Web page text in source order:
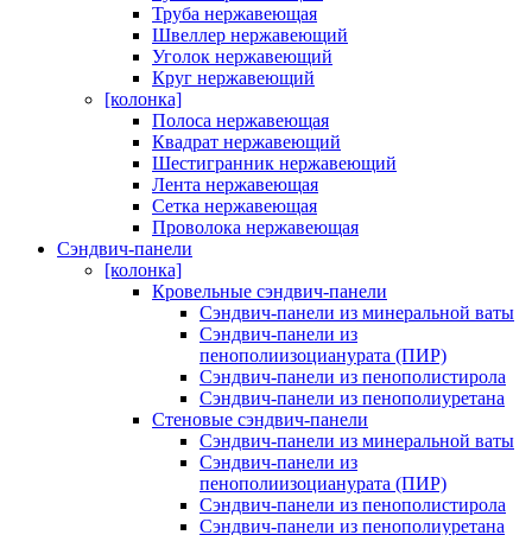
Труба нержавеющая
Швеллер нержавеющий
Уголок нержавеющий
Круг нержавеющий
[колонка]
Полоса нержавеющая
Квадрат нержавеющий
Шестигранник нержавеющий
Лента нержавеющая
Сетка нержавеющая
Проволока нержавеющая
Сэндвич-панели
[колонка]
Кровельные сэндвич-панели
Сэндвич-панели из минеральной ваты
Сэндвич-панели из
пенополиизоцианурата (ПИР)
Сэндвич-панели из пенополистирола
Сэндвич-панели из пенополиуретана
Стеновые сэндвич-панели
Сэндвич-панели из минеральной ваты
Сэндвич-панели из
пенополиизоцианурата (ПИР)
Сэндвич-панели из пенополистирола
Сэндвич-панели из пенополиуретана